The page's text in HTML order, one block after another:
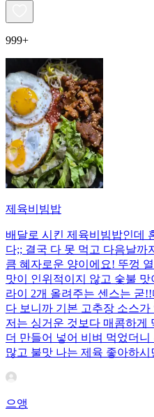
999+
제육비빔밥
배달로 시킨 제육비빔밥인데
다;; 결국 다 못 먹고 다음날까
큼 혜자로운 양이에요! 뚜껑
맛이 인위적이지 않고 숯불
라이 2개 올려주는 센스는 굳
다 보니까 기본 고추장 소스
저는 싱거운 것보다 매콤하게
더 만들어 넣어 비벼 먹었더
많고 불맛 나는 제육 좋아하
으앵